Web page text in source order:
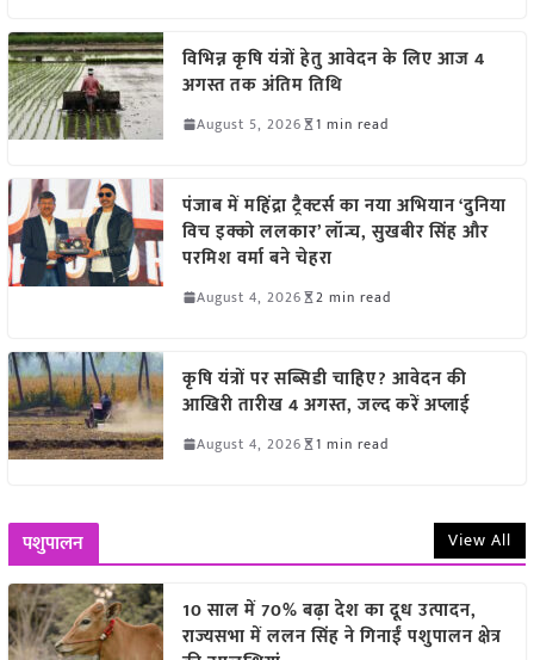
विभिन्न कृषि यंत्रों हेतु आवेदन के लिए आज 4
अगस्त तक अंतिम तिथि
August 5, 2026 1 min read
पंजाब में महिंद्रा ट्रैक्टर्स का नया अभियान ‘दुनिया
विच इक्को ललकार’ लॉन्च, सुखबीर सिंह और
परमिश वर्मा बने चेहरा
August 4, 2026 2 min read
कृषि यंत्रों पर सब्सिडी चाहिए? आवेदन की
आखिरी तारीख 4 अगस्त, जल्द करें अप्लाई
August 4, 2026 1 min read
पशुपालन View All
10 साल में 70% बढ़ा देश का दूध उत्पादन,
राज्यसभा में ललन सिंह ने गिनाईं पशुपालन क्षेत्र